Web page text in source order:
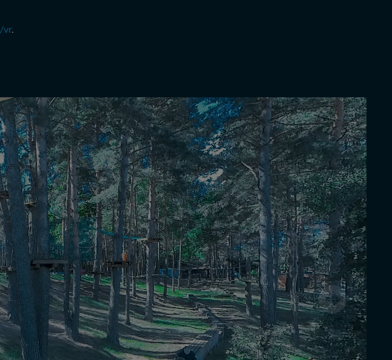
vr.